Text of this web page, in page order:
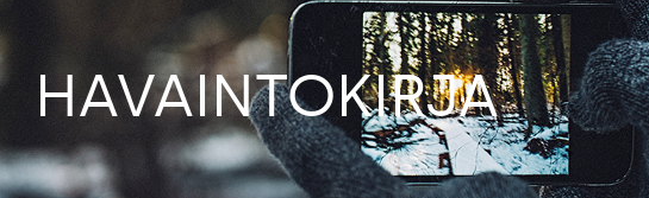
HAVAINTOKIRJA